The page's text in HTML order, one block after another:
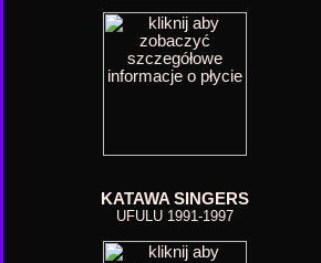
KATAWA SINGERS
UFULU 1991-1997